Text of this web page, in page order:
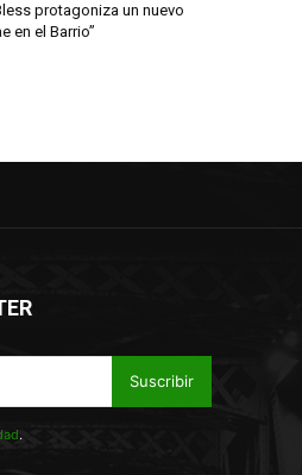
protagoniza un nuevo
en el Barrio”
Suscribir
.